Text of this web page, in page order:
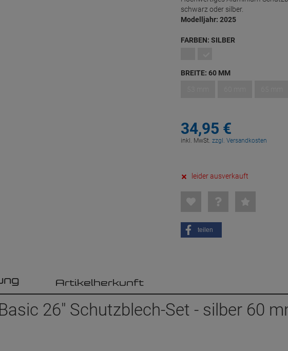
schwarz oder silber.
Modelljahr: 2025
FARBEN: SILBER
BREITE: 60 MM
34,95 €
inkl. MwSt. zzgl. Versandkosten
leider ausverkauft
teilen
Artikelherkunft
26" Schutzblech-Set - silber 60